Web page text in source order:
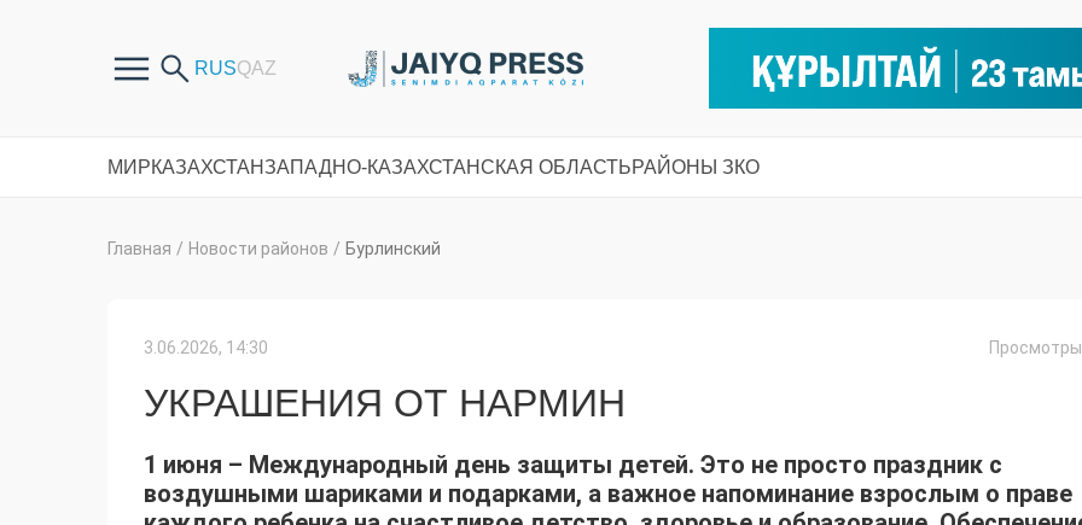
МИРКАЗАХСТАНЗАПАДНО-КАЗАХСТАНСКАЯ ОБЛАСТЬРАЙОНЫ ЗКО
Главная / Новости районов / Бурлинский
3.06.2026, 14:30
УКРАШЕНИЯ ОТ НАРМИН
1 июня – Международный день защиты детей. Это не просто праздник с
воздушными шариками и подарками, а важное напоминание взрослым о праве